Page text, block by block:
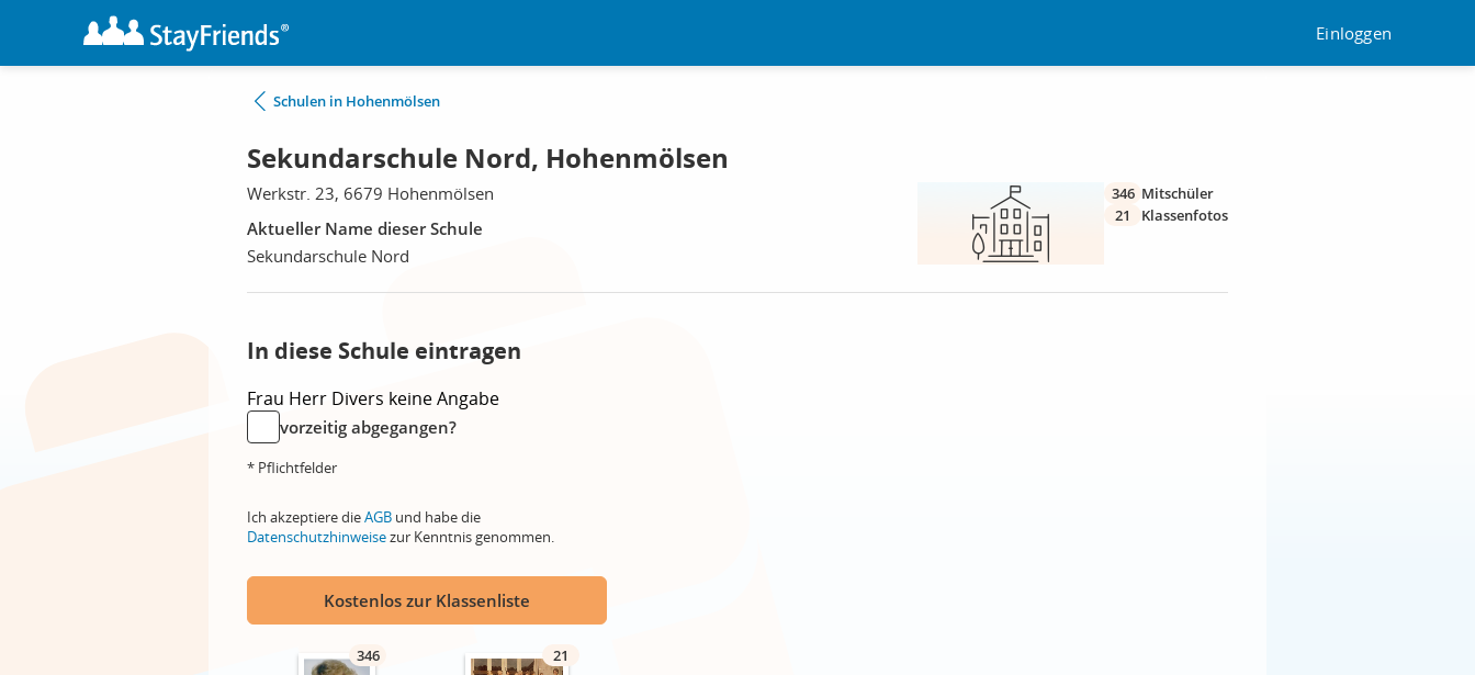
Einloggen
Schulen in Hohenmölsen
Sekundarschule Nord, Hohenmölsen
Werkstr. 23, 6679 Hohenmölsen
Aktueller Name dieser Schule
Sekundarschule Nord
346 Mitschüler
21
Klassenfotos
In diese Schule eintragen
Frau Herr Divers keine Angabe
vorzeitig abgegangen?
* Pflichtfelder
Ich akzeptiere dieAGB und habe die
Datenschutzhinweisezur Kenntnis genommen.
Kostenlos zur Klassenliste
346 21